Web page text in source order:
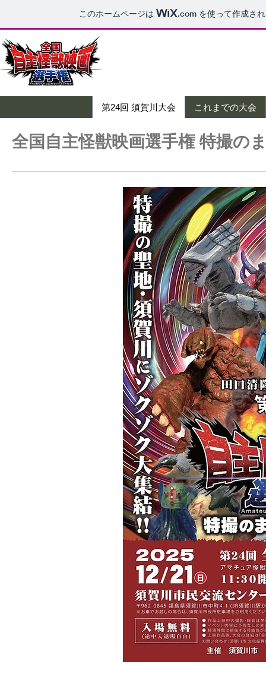
このホームページは .com を使って作成さ
第24回 須賀川大会 これまでの大会
全国自主怪獣映画選手権 特撮の